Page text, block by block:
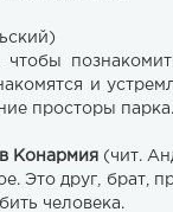
и
просторы
Конармия (чит.
Это друг, брат,
человека.